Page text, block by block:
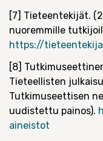
[7] Tieteentekijät.
nuoremmille
https://
[8]
Tieteellisten
Tutkimuseettisen
uudistettu painos).
aineistot